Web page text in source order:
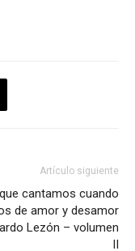
Artículo siguiente
cantamos cuando
de amor y desamor
Lezón – volumen